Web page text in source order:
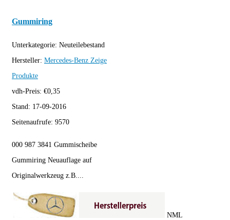
Gummiring
Unterkategorie: Neuteilebestand
Hersteller: Mercedes-Benz Zeige
Produkte
vdh-Preis: €0,35
Stand: 17-09-2016
Seitenaufrufe: 9570
000 987 3841 Gummischeibe
Gummiring Neuauflage auf
Originalwerkzeug z.B....
NML